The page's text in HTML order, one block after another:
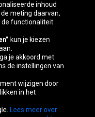
Éire España
Nederland
Kingdom
inhoud
meting daarvan,
de functionaliteit
kun je kiezen
je akkoord met
de instellingen van
wijzigen door
in het
Lees meer over